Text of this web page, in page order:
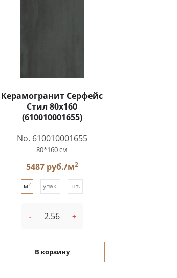
Керамогранит Серфейс
Стил 80x160
(610010001655)
No. 610010001655
80*160 см
5487 руб./м2
м2 упак. шт.
- +
В корзину